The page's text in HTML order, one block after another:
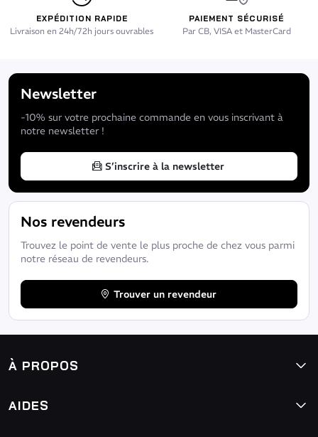
EXPÉDITION RAPIDE
Livraison en 24h/72h jours ouvrables
PAIEMENT SÉCURISÉ
Par CB, VISA et MasterCard
Newsletter
-10% sur votre prochaine commande en vous inscrivant à
notre newsletter !
S’inscrire à la newsletter
Nos revendeurs
Trouvez le point de vente le plus proche de chez vous parmi
notre réseau de revendeurs.
Trouver un revendeur
À PROPOS
AIDES